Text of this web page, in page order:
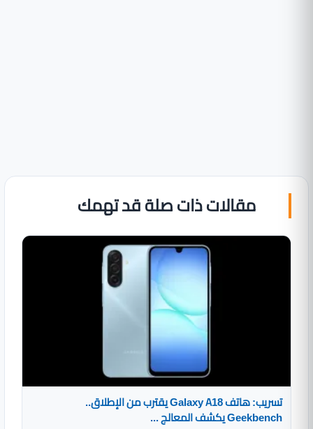
مقالات ذات صلة قد تهمك
تسريب: هاتف Galaxy A18 يقترب من الإطلاق..
Geekbench يكشف المعالج ...